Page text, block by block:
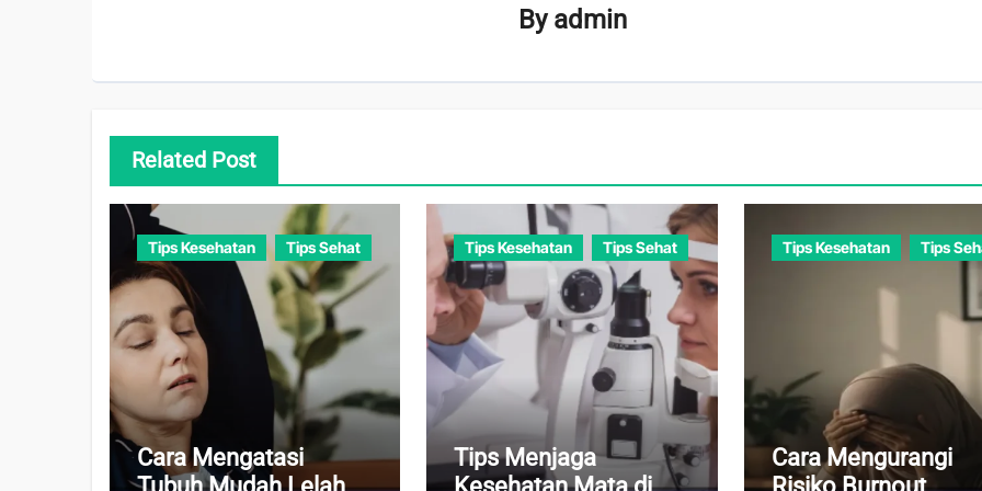
By admin
Related Post
Tips Kesehatan Tips Sehat
Cara Mengatasi
Tips Kesehatan Tips Sehat
Tips Menjaga
Tips Kesehatan Tips
Cara Mengurangi